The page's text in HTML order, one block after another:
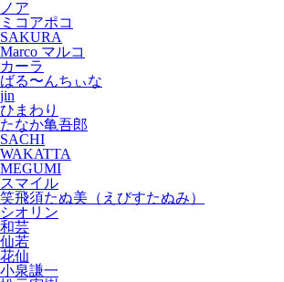
ノア
ミコアポコ
SAKURA
Marco マルコ
カーラ
ばる〜んちぃな
jin
ひまわり
たなか亀吾郎
SACHI
WAKATTA
MEGUMI
スマイル
笑飛須たぬ美（えびすたぬみ）
シオリン
和芸
仙若
花仙
小泉謙一